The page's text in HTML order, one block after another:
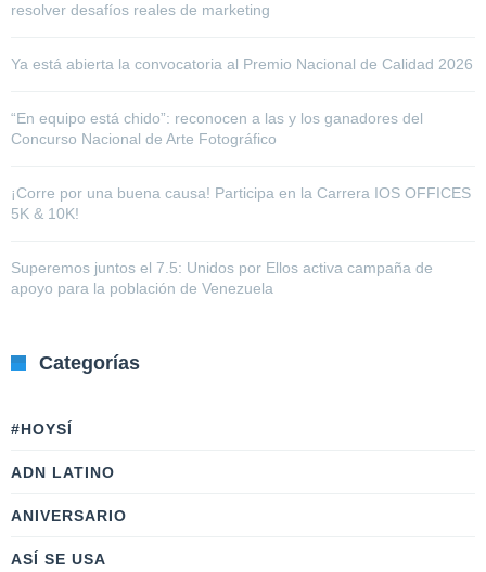
resolver desafíos reales de marketing
Ya está abierta la convocatoria al Premio Nacional de Calidad 2026
“En equipo está chido”: reconocen a las y los ganadores del
Concurso Nacional de Arte Fotográfico
¡Corre por una buena causa! Participa en la Carrera IOS OFFICES
5K & 10K!
Superemos juntos el 7.5: Unidos por Ellos activa campaña de
apoyo para la población de Venezuela
Categorías
#HOYSÍ
ADN LATINO
ANIVERSARIO
ASÍ SE USA